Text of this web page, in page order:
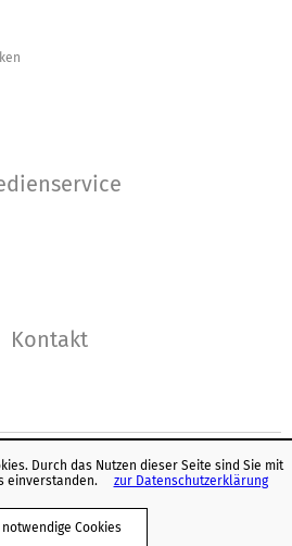
Kontakt
Lesen: Inclusion Europe. Weitere
lesbar.eu
Durch das Nutzen dieser Seite sind Sie mit
einverstanden.
zur Datenschutzerklärung
Cookies